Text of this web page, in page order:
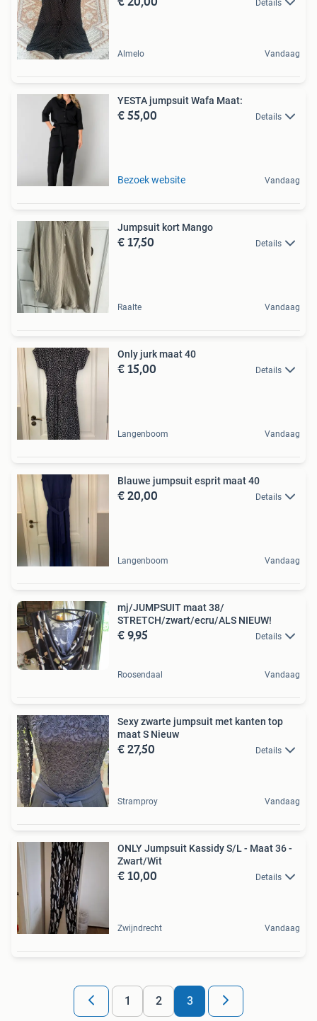
Details
Almelo Vandaag
YESTA jumpsuit Wafa Maat:
€ 55,00 Details
Bezoek website Vandaag
Jumpsuit kort Mango
€ 17,50 Details
Raalte Vandaag
Only jurk maat 40
€ 15,00 Details
Langenboom Vandaag
Blauwe jumpsuit esprit maat 40
€ 20,00 Details
Langenboom Vandaag
mj/JUMPSUIT maat 38/
STRETCH/zwart/ecru/ALS NIEUW!
€ 9,95 Details
Roosendaal Vandaag
Sexy zwarte jumpsuit met kanten top
maat S Nieuw
€ 27,50 Details
Stramproy Vandaag
ONLY Jumpsuit Kassidy S/L - Maat 36 -
Zwart/Wit
€ 10,00 Details
Zwijndrecht Vandaag
1 2 3